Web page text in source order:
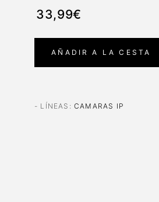
33,99€
AÑADIR A LA CESTA
- LÍNEAS :CAMARAS IP